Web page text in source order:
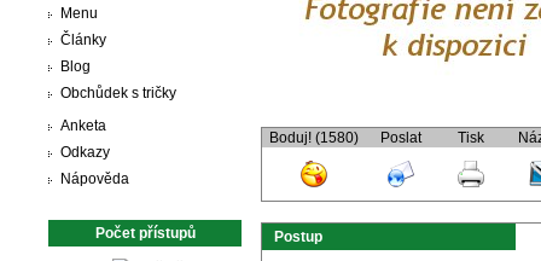
Menu
Články
Blog
Obchůdek s tričky
Anketa
Odkazy
Nápověda
Počet přístupů
Boduj! (1580) Poslat Tisk
Postup